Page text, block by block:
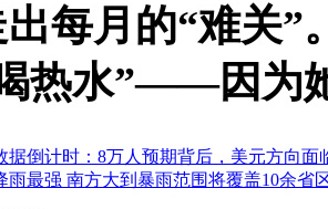
每月的“难关”
热水”——因为
据倒计时：8万人预期背后，美元方向面
雨最强 南方大到暴雨范围将覆盖10余省